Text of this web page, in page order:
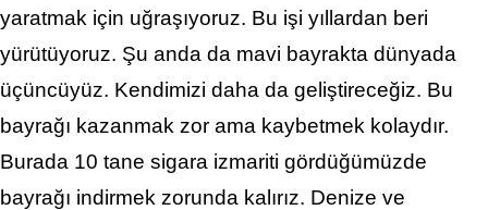
yaratmak için uğraşıyoruz. Bu işi yıllardan beri
yürütüyoruz. Şu anda da mavi bayrakta dünyada
üçüncüyüz. Kendimizi daha da geliştireceğiz. Bu
bayrağı kazanmak zor ama kaybetmek kolaydır.
Burada 10 tane sigara izmariti gördüğümüzde
bayrağı indirmek zorunda kalırız. Denize ve